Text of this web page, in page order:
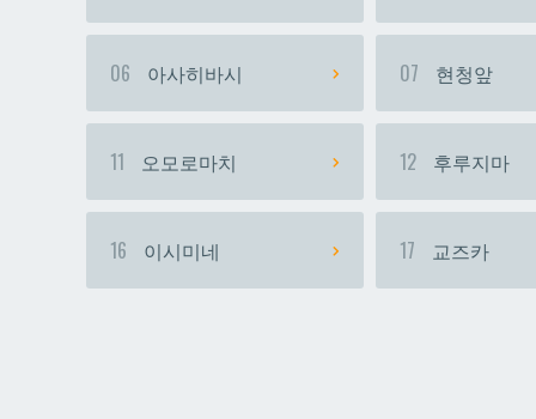
06 아사히바시 07 현청앞
11 오모로마치 12 후루지마
16 이시미네 17 교즈카